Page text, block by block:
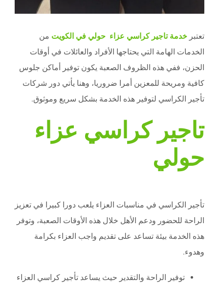
تعتبر خدمة تاجير كراسي عزاء حولي في الكويت من
الخدمات الهامة التي يحتاجها الأفراد والعائلات في أوقات
الحزن، ففي هذه الظروف الصعبة يكون توفير أماكن جلوس
كافية ومريحة للمعزين أمرا ضروريا، وهنا يأتي دور شركات
تأجير الكراسي لتوفير هذه الخدمة بشكل سريع وموثوق.
تاجير كراسي عزاء
حولي
تأجير الكراسي في مناسبات العزاء يلعب دورا كبيرا في تعزيز
الراحة للحضور ودعم الأهل خلال هذه الأوقات الصعبة، وتوفر
هذه الخدمة بيئة تساعد على تقديم واجب العزاء بكرامة
وهدوء.
توفير الراحة والتقدير حيث يساعد تأجير كراسي العزاء